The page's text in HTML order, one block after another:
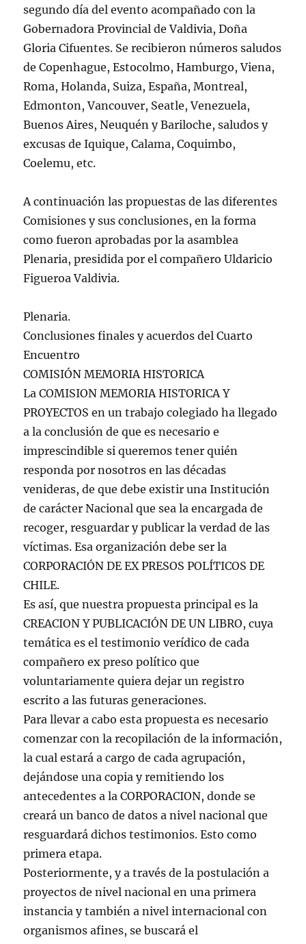
segundo día del evento acompañado con la
Gobernadora Provincial de Valdivia, Doña
Gloria Cifuentes. Se recibieron números saludos
de Copenhague, Estocolmo, Hamburgo, Viena,
Roma, Holanda, Suiza, España, Montreal,
Edmonton, Vancouver, Seatle, Venezuela,
Buenos Aires, Neuquén y Bariloche, saludos y
excusas de Iquique, Calama, Coquimbo,
Coelemu, etc.
A continuación las propuestas de las diferentes
Comisiones y sus conclusiones, en la forma
como fueron aprobadas por la asamblea
Plenaria, presidida por el compañero Uldaricio
Figueroa Valdivia.
Plenaria.
Conclusiones finales y acuerdos del Cuarto
Encuentro
COMISIÓN MEMORIA HISTORICA
La COMISION MEMORIA HISTORICA Y
PROYECTOS en un trabajo colegiado ha llegado
a la conclusión de que es necesario e
imprescindible si queremos tener quién
responda por nosotros en las décadas
venideras, de que debe existir una Institución
de carácter Nacional que sea la encargada de
recoger, resguardar y publicar la verdad de las
víctimas. Esa organización debe ser la
CORPORACIÓN DE EX PRESOS POLÍTICOS DE
CHILE.
Es así, que nuestra propuesta principal es la
CREACION Y PUBLICACIÓN DE UN LIBRO, cuya
temática es el testimonio verídico de cada
compañero ex preso político que
voluntariamente quiera dejar un registro
escrito a las futuras generaciones.
Para llevar a cabo esta propuesta es necesario
comenzar con la recopilación de la información,
la cual estará a cargo de cada agrupación,
dejándose una copia y remitiendo los
antecedentes a la CORPORACION, donde se
creará un banco de datos a nivel nacional que
resguardará dichos testimonios. Esto como
primera etapa.
Posteriormente, y a través de la postulación a
proyectos de nivel nacional en una primera
instancia y también a nivel internacional con
organismos afines, se buscará el